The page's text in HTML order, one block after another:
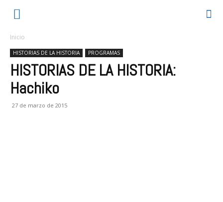
Inicio
HISTORIAS DE LA HISTORIA PROGRAMAS
HISTORIAS DE LA HISTORIA:
Hachiko
27 de marzo de 2015